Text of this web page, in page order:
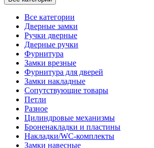
Все категории
Дверные замки
Ручки дверные
Дверные ручки
Фурнитура
Замки врезные
Фурнитура для дверей
Замки накладные
Сопутствующие товары
Петли
Разное
Цилиндровые механизмы
Броненакладки и пластины
Накладки/WC-комплекты
Замки навесные